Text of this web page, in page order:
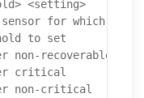
<setting>
for which
to set
non-recoverable
critical
non-critical